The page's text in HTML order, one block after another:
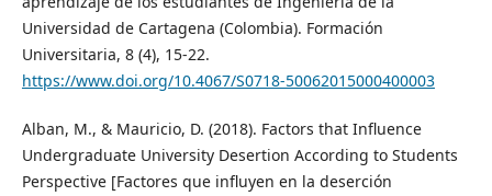
Universidad de Cartagena (Colombia). Formación
Universitaria, 8 (4), 15-22.
https://www.doi.org/10.4067/S0718-50062015000400003
Alban, M., & Mauricio, D. (2018). Factors that Influence
Undergraduate University Desertion According to Students
Perspective [Factores que influyen en la deserción